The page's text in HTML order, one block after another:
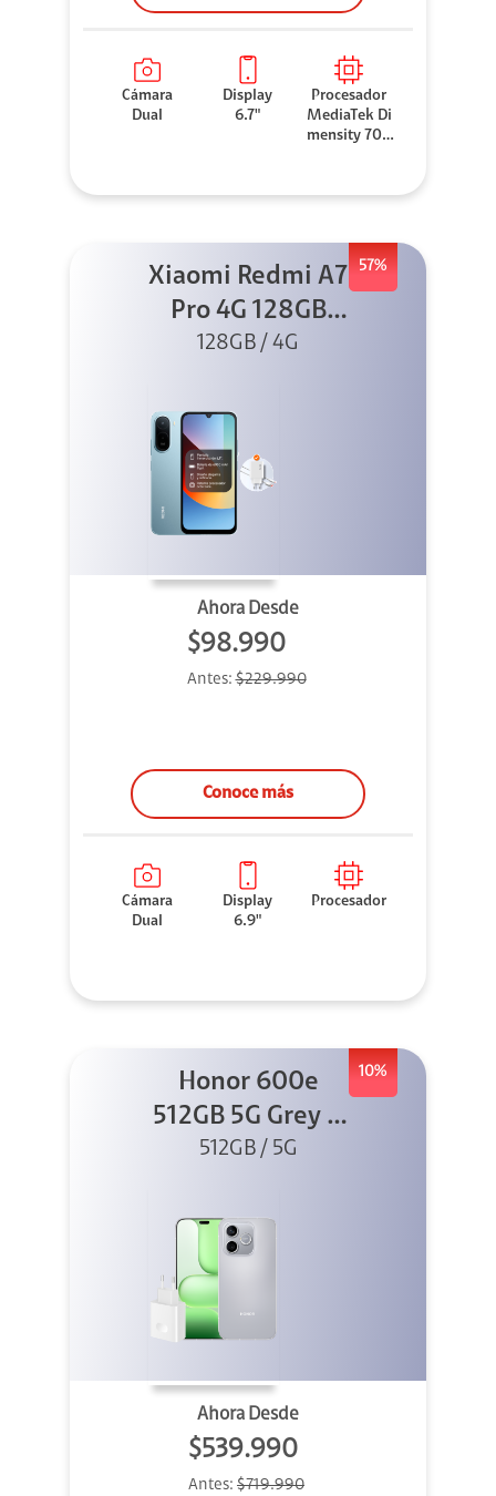
Cámara
Dual
Display
6.7"
Procesador
MediaTek Di
mensity 706
57%
Xiaomi Redmi A7
Pro 4G 128GB
Azul + Cargador
128GB / 4G
Ahora Desde
$98.990
Antes:$229.990
Conoce más
Cámara
Dual
Display
6.9"
Procesador
10%
Honor 600e
512GB 5G Grey +
45W
512GB / 5G
Ahora Desde
$539.990
Antes: $719.990